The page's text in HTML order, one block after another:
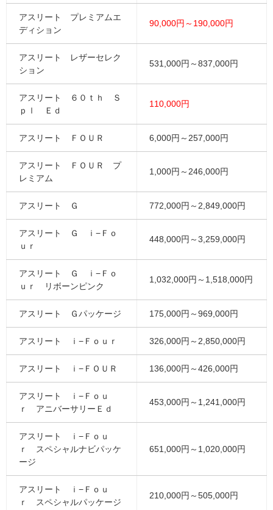
アスリート プレミアムエ
ディション
90,000円～190,000円
アスリート レザーセレク
ション
531,000円～837,000円
アスリート ６０ｔｈ Ｓ
ｐｌ Ｅｄ
110,000円
アスリート ＦＯＵＲ 6,000円～257,000円
アスリート ＦＯＵＲ プ
レミアム
1,000円～246,000円
アスリート Ｇ 772,000円～2,849,000円
アスリート Ｇ ｉ−Ｆｏ
ｕｒ
448,000円～3,259,000円
アスリート Ｇ ｉ−Ｆｏ
ｕｒ リボーンピンク
1,032,000円～1,518,000円
アスリート Ｇパッケージ 175,000円～969,000円
アスリート ｉ−Ｆｏｕｒ 326,000円～2,850,000円
アスリート ｉ−ＦＯＵＲ 136,000円～426,000円
アスリート ｉ−Ｆｏｕ
ｒ アニバーサリーＥｄ
453,000円～1,241,000円
アスリート ｉ−Ｆｏｕ
ｒ スペシャルナビパッケ
ージ
651,000円～1,020,000円
アスリート ｉ−Ｆｏｕ
ｒ スペシャルパッケージ
210,000円～505,000円